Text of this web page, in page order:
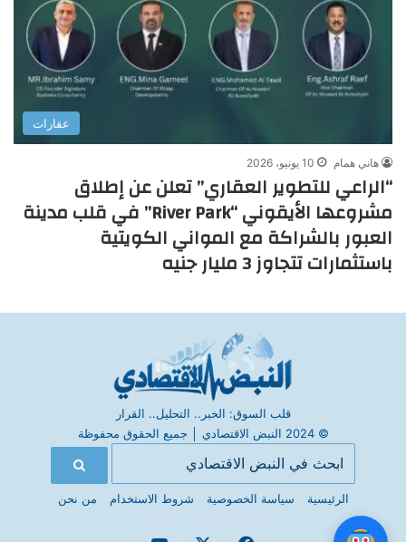
عقارات
هاني همام 10 يونيو، 2026
“الراعي للتطوير العقاري” تعلن عن إطلاق
مشروعها الأيقوني “River Park” في قلب مدينة
العبور بالشراكة مع المواني الكويتية
باستثمارات تتجاوز 3 مليار جنيه
قلب السوق: الخبر.. التحليل.. القرار
© 2024 النبض الاقتصادي
جميع الحقوق محفوظة
الرئيسية سياسة الخصوصية شروط الاستخدام من نحن